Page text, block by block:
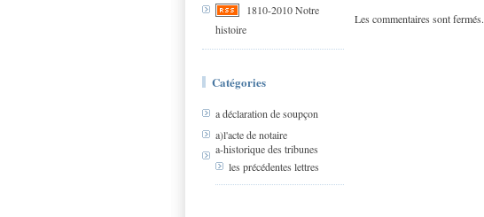
1810-2010 Notre
histoire
Catégories
a déclaration de soupçon
a)l'acte de notaire
a-historique des tribunes
les précédentes lettres
Les commentaires sont fermés.